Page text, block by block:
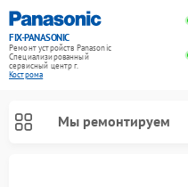
FIX-PANASONIC
Ремонт устройств Panasonic
Специализированный
cервисный центр г.
Кострома
Мы ремонтируем